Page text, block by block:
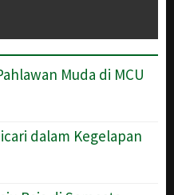
Muda di MCU
dalam Kegelapan